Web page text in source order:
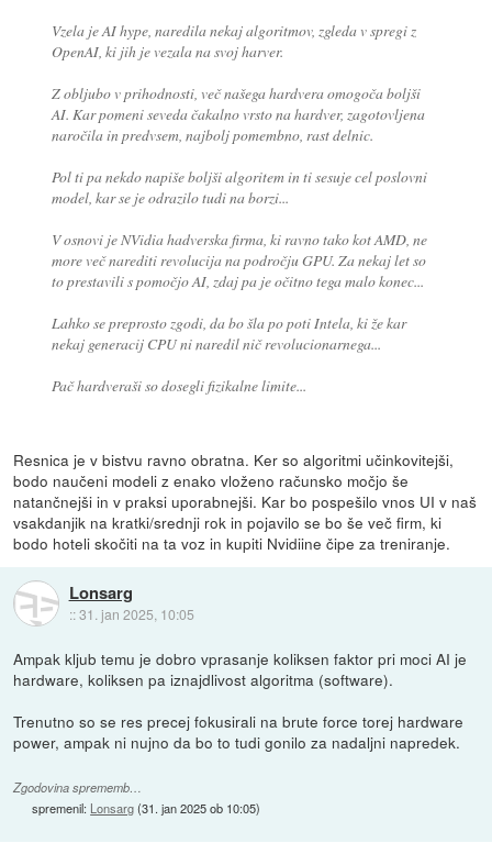
Vzela je AI hype, naredila nekaj algoritmov, zgleda v spregi z
OpenAI, ki jih je vezala na svoj harver.
Z obljubo v prihodnosti, več našega hardvera omogoča boljši
AI. Kar pomeni seveda čakalno vrsto na hardver, zagotovljena
naročila in predvsem, najbolj pomembno, rast delnic.
Pol ti pa nekdo napiše boljši algoritem in ti sesuje cel poslovni
model, kar se je odrazilo tudi na borzi...
V osnovi je NVidia hadverska firma, ki ravno tako kot AMD, ne
more več narediti revolucija na področju GPU. Za nekaj let so
to prestavili s pomočjo AI, zdaj pa je očitno tega malo konec...
Lahko se preprosto zgodi, da bo šla po poti Intela, ki že kar
nekaj generacij CPU ni naredil nič revolucionarnega...
Pač hardveraši so dosegli fizikalne limite...
Resnica je v bistvu ravno obratna. Ker so algoritmi učinkovitejši,
bodo naučeni modeli z enako vloženo računsko močjo še
natančnejši in v praksi uporabnejši. Kar bo pospešilo vnos UI v naš
vsakdanjik na kratki/srednji rok in pojavilo se bo še več firm, ki
bodo hoteli skočiti na ta voz in kupiti Nvidiine čipe za treniranje.
Lonsarg
::31. jan 2025, 10:05
Ampak kljub temu je dobro vprasanje koliksen faktor pri moci AI je
hardware, koliksen pa iznajdlivost algoritma (software).
Trenutno so se res precej fokusirali na brute force torej hardware
power, ampak ni nujno da bo to tudi gonilo za nadaljni napredek.
Zgodovina sprememb…
spremenil: Lonsarg(31. jan 2025 ob 10:05)